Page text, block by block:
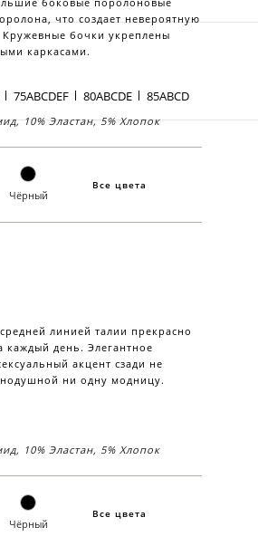
что создает невероятную
Кружевные бочки укреплены
каркасами.
75ABCDEF 80ABCDE 85ABCD
10% Эластан, 5% Хлопок
Чёрный
Все цвета
линией талии прекрасно
каждый день. Элегантное
акцент сзади не
ни одну модницу.
10% Эластан, 5% Хлопок
Чёрный
Все цвета